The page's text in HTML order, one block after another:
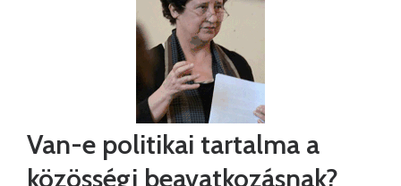
Van-e politikai tartalma a
közösségi beavatkozásnak?